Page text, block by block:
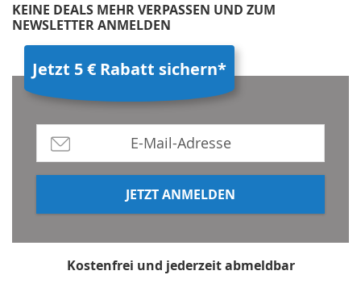
KEINE DEALS MEHR VERPASSEN UND ZUM
NEWSLETTER ANMELDEN
Jetzt 5 € Rabatt sichern*
JETZT ANMELDEN
Kostenfrei und jederzeit abmeldbar